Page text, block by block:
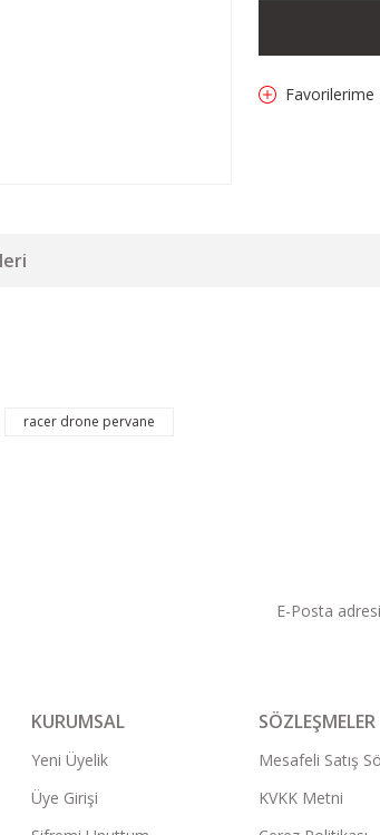
racer drone pervane
KURUMSAL
Yeni Üyelik
Üye Girişi
SÖZLEŞMELER
Mesafeli Satış
KVKK Metni